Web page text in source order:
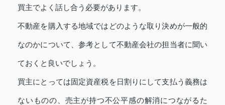
買主でよく話し合う必要があります。
不動産を購入する地域ではどのような取り決めが一般的
なのかについて、参考として不動産会社の担当者に聞い
ておくと良いでしょう。
買主にとっては固定資産税を日割りにして支払う義務は
ないものの、売主が持つ不公平感の解消につながるた